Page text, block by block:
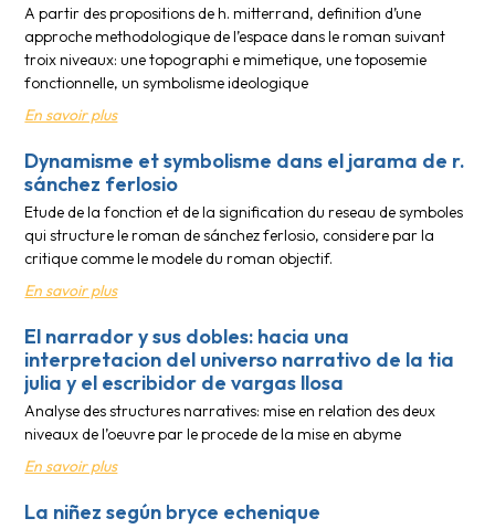
A partir des propositions de h. mitterrand, definition d’une
approche methodologique de l’espace dans le roman suivant
troix niveaux: une topographi e mimetique, une toposemie
fonctionnelle, un symbolisme ideologique
En savoir plus
Dynamisme et symbolisme dans el jarama de r.
sánchez ferlosio
Etude de la fonction et de la signification du reseau de symboles
qui structure le roman de sánchez ferlosio, considere par la
critique comme le modele du roman objectif.
En savoir plus
El narrador y sus dobles: hacia una
interpretacion del universo narrativo de la tia
julia y el escribidor de vargas llosa
Analyse des structures narratives: mise en relation des deux
niveaux de l’oeuvre par le procede de la mise en abyme
En savoir plus
La niñez según bryce echenique